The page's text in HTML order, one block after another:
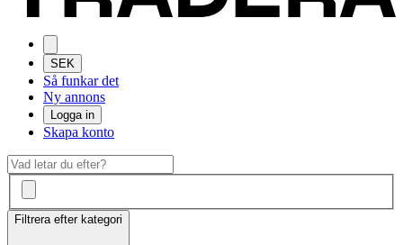
SEK
Så funkar det
Ny annons
Logga in
Skapa konto
Filtrera efter kategori